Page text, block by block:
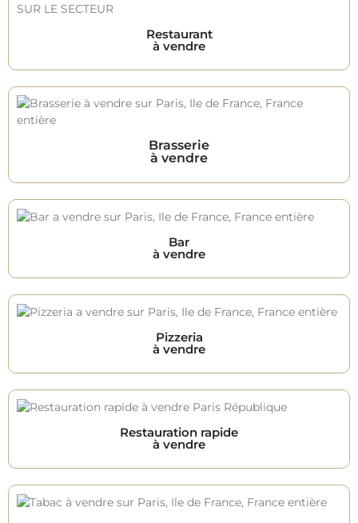
Restaurant
à vendre
Brasserie
à vendre
Bar
à vendre
Pizzeria
à vendre
Restauration rapide
à vendre